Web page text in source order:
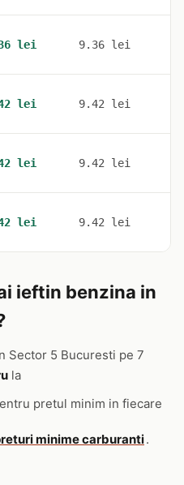
lei 9.36 lei
lei 9.42 lei
lei 9.42 lei
lei 9.42 lei
ieftin benzina in
Sector 5 Bucuresti pe 7
la
pretul minim in fiecare
minime carburanti.